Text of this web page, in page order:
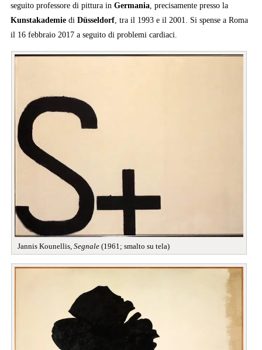
seguito professore di pittura in Germania, precisamente presso la
Kunstakademiedi Düsseldorf, tra il 1993 e il 2001. Si spense a Roma
il 16 febbraio 2017 a seguito di problemi cardiaci.
Jannis Kounellis, Segnale(1961; smalto su tela)